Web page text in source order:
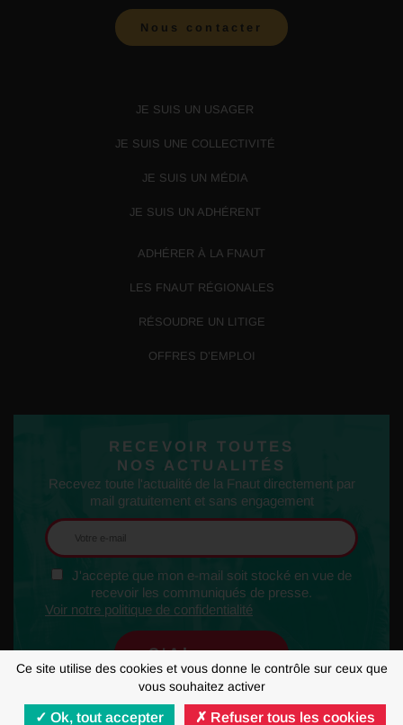
Ce site utilise des cookies et vous donne le contrôle sur ceux que
vous souhaitez activer
Ok, tout accepter Refuser tous les cookies
Nous contacter
JE SUIS UN USAGER
JE SUIS UNE COLLECTIVITÉ
JE SUIS UN MÉDIA
JE SUIS UN ADHÉRENT
ADHÉRER À LA FNAUT
LES FNAUT RÉGIONALES
RÉSOUDRE UN LITIGE
OFFRES D’EMPLOI
RECEVOIR TOUTES
NOS ACTUALITÉS
Recevez toute l'actualité de la Fnaut directement par
mail gratuitement et sans engagement
J'accepte que mon e-mail soit stocké en vue de
recevoir les communiqués de presse.
Voir notre politique de confidentialité